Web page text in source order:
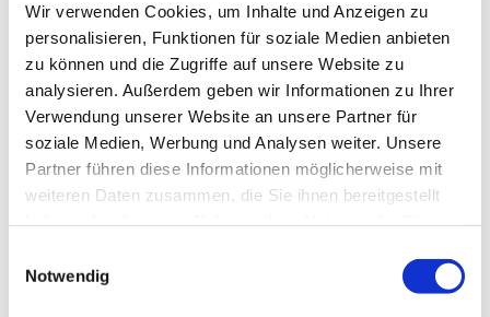
Wir verwenden Cookies, um Inhalte und Anzeigen zu
personalisieren, Funktionen für soziale Medien anbieten
zu können und die Zugriffe auf unsere Website zu
analysieren. Außerdem geben wir Informationen zu Ihrer
Verwendung unserer Website an unsere Partner für
soziale Medien, Werbung und Analysen weiter. Unsere
Partner führen diese Informationen möglicherweise mit
weiteren Daten zusammen, die Sie ihnen bereitgestellt
Notwendig
Öffentliche Verkehrsmittel
Der Stadtteil Salzgitter-Bad ist an die Regionalbahn-
Linie Braunschweig/Herzberg (Harz) angeschlossen.
Vom Bahnhof aus fährt die Buslinie 618 stündlich direkt
bis zum Thermalsolbad (außer sonntags). Aktuell gibt
es das Abrufangebot "flexo", welches zum normalen
Bustarif auf Abruf auch am Sonntag das
Thermalsolbad ansteuert. Verbindungssuche ÖPNV
Tourist-Information Salzgitter c/o Wirtschafts- und